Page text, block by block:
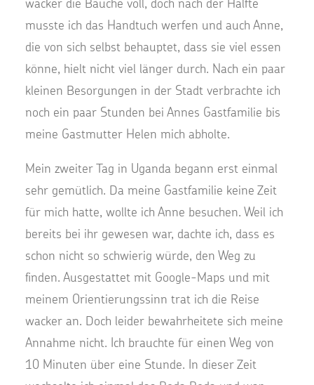
musste ich das Handtuch werfen und auch Anne,
die von sich selbst behauptet, dass sie viel essen
könne, hielt nicht viel länger durch. Nach ein paar
kleinen Besorgungen in der Stadt verbrachte ich
noch ein paar Stunden bei Annes Gastfamilie bis
meine Gastmutter Helen mich abholte.
Mein zweiter Tag in Uganda begann erst einmal
sehr gemütlich. Da meine Gastfamilie keine Zeit
für mich hatte, wollte ich Anne besuchen. Weil ich
bereits bei ihr gewesen war, dachte ich, dass es
schon nicht so schwierig würde, den Weg zu
finden. Ausgestattet mit Google-Maps und mit
meinem Orientierungssinn trat ich die Reise
wacker an. Doch leider bewahrheitete sich meine
Annahme nicht. Ich brauchte für einen Weg von
10 Minuten über eine Stunde. In dieser Zeit